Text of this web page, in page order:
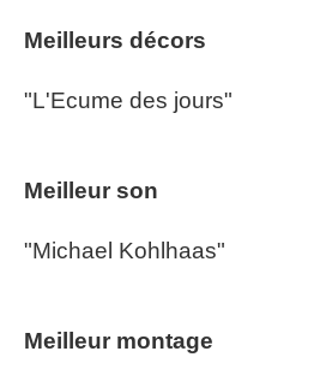
Meilleurs décors
"L'Ecume des jours"
Meilleur son
"Michael Kohlhaas"
Meilleur montage